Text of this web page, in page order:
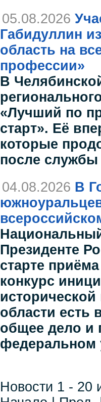
05.08.2026
Габидуллин
область на
профессии»
В
«Лучший по
старт». Её
которые
после службы
04.08.2026 В
Президенте
старте
конкурс
области есть
общее дело и
федеральном
Новости 1 - 20